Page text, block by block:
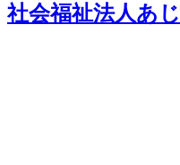
社会福祉法人あ